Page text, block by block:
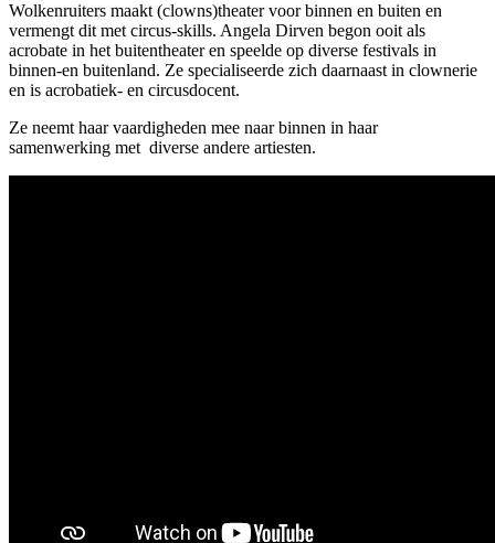
Wolkenruiters maakt (clowns)theater voor binnen en buiten en
vermengt dit met circus-skills. Angela Dirven begon ooit als
acrobate in het buitentheater en speelde op diverse festivals in
binnen-en buitenland. Ze specialiseerde zich daarnaast in clownerie
en is acrobatiek- en circusdocent.
Ze neemt haar vaardigheden mee naar binnen in haar
samenwerking met diverse andere artiesten.